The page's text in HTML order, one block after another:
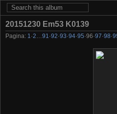
20151230 Em53 K0139
Pagina: 1 ·2 91 ·92·93·94·95·96·97·98·